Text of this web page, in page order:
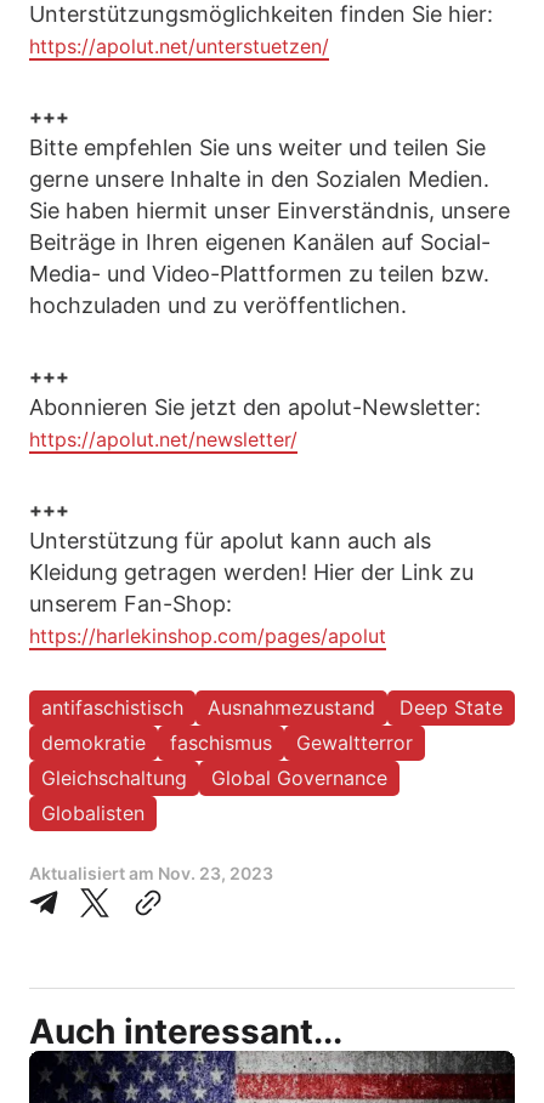
Unterstützungsmöglichkeiten finden Sie hier:
https://apolut.net/unterstuetzen/
+++
Bitte empfehlen Sie uns weiter und teilen Sie
gerne unsere Inhalte in den Sozialen Medien.
Sie haben hiermit unser Einverständnis, unsere
Beiträge in Ihren eigenen Kanälen auf Social-
Media- und Video-Plattformen zu teilen bzw.
hochzuladen und zu veröffentlichen.
+++
Abonnieren Sie jetzt den apolut-Newsletter:
https://apolut.net/newsletter/
+++
Unterstützung für apolut kann auch als
Kleidung getragen werden! Hier der Link zu
unserem Fan-Shop:
https://harlekinshop.com/pages/apolut
antifaschistisch Ausnahmezustand
Deep State
demokratie
faschismus
Gewaltterror
Gleichschaltung
Global Governance
Globalisten
Aktualisiert am Nov. 23, 2023
Auch interessant...